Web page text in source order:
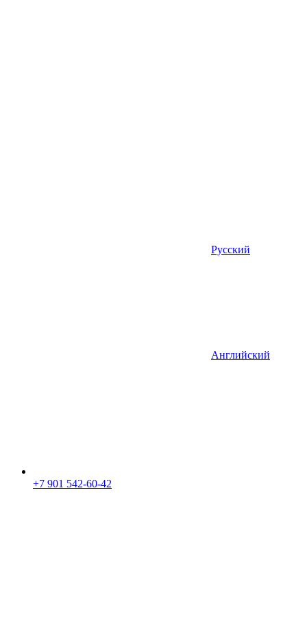
Русский
Английский
+7 901 542-60-42